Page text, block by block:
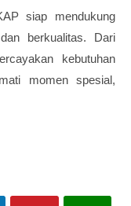
siap mendukung
berkualitas. Dari
kebutuhan
momen spesial,